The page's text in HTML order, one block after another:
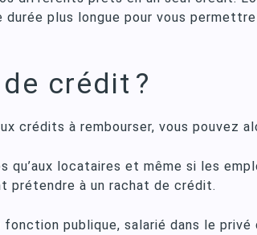
plus longue pour vous
crédit ?
crédits à rembourser, vous pouvez
qu’aux locataires et même si les
prétendre à un rachat de crédit.
publique, salarié dans le